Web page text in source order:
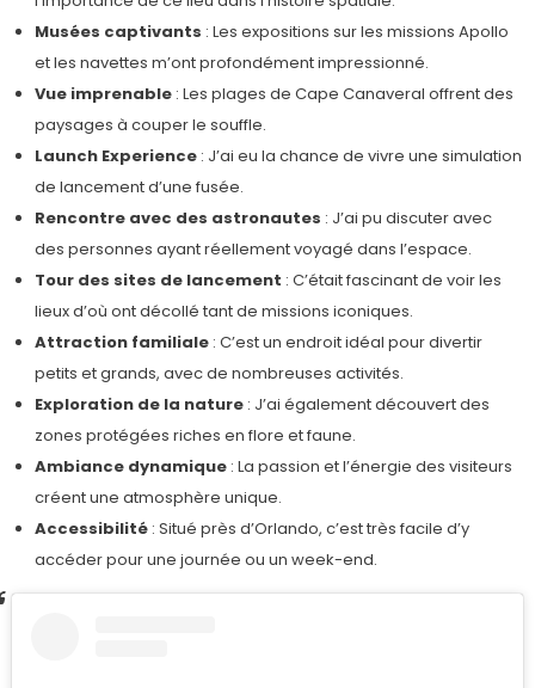
Musées captivants : Les expositions sur les missions Apollo
et les navettes m’ont profondément impressionné.
Vue imprenable: Les plages de Cape Canaveral offrent des
paysages à couper le souffle.
Launch Experience: J’ai eu la chance de vivre une simulation
de lancement d’une fusée.
Rencontre avec des astronautes : J’ai pu discuter avec
des personnes ayant réellement voyagé dans l’espace.
Tour des sites de lancement : C’était fascinant de voir les
lieux d’où ont décollé tant de missions iconiques.
Attraction familiale: C’est un endroit idéal pour divertir
petits et grands, avec de nombreuses activités.
Exploration de la nature: J’ai également découvert des
zones protégées riches en flore et faune.
Ambiance dynamique: La passion et l’énergie des visiteurs
créent une atmosphère unique.
Accessibilité: Situé près d’Orlando, c’est très facile d’y
accéder pour une journée ou un week-end.